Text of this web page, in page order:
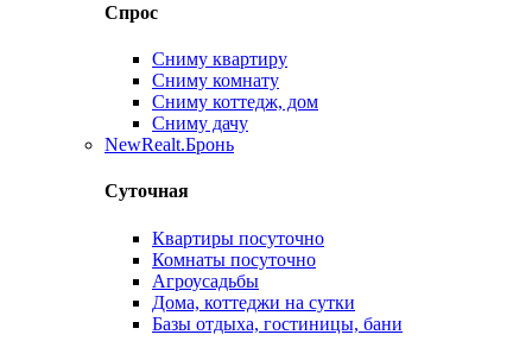
Спрос
Сниму квартиру
Сниму комнату
Сниму коттедж, дом
Сниму дачу
NewRealt.Бронь
Суточная
Квартиры посуточно
Комнаты посуточно
Агроусадьбы
Дома, коттеджи на сутки
Базы отдыха, гостиницы, бани